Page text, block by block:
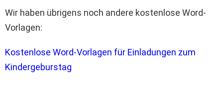
Wir haben übrigens noch andere kostenlose Word-
Vorlagen:
Kostenlose Word-Vorlagen für Einladungen zum
Kindergeburstag